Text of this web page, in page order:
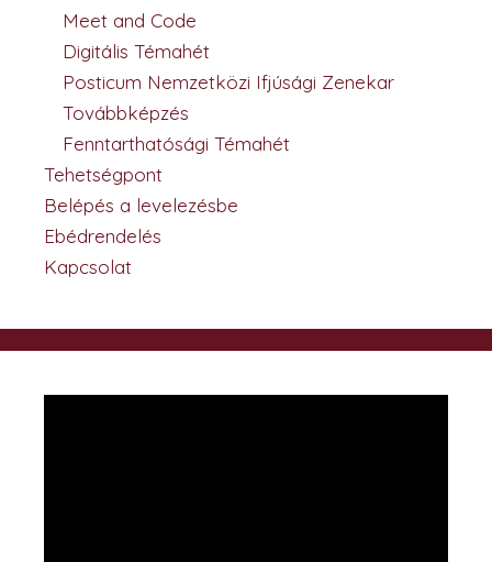
Meet and Code
Digitális Témahét
Posticum Nemzetközi Ifjúsági Zenekar
Továbbképzés
Fenntarthatósági Témahét
Tehetségpont
Belépés a levelezésbe
Ebédrendelés
Kapcsolat